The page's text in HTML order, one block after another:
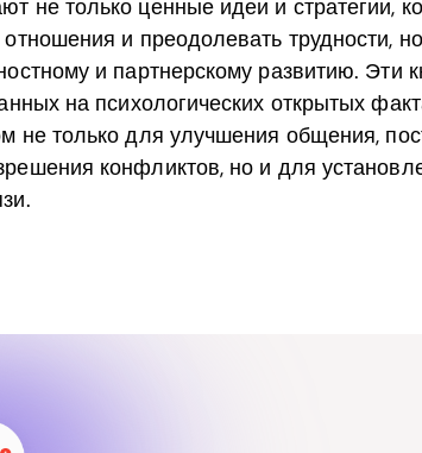
не только ценные идеи и стратегии,
и преодолевать трудности,
и партнерскому развитию. Эти
на психологических открытых
не только для улучшения общения,
конфликтов, но и для